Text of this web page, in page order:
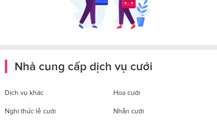
Nhà cung cấp dịch vụ cưới
Dịch vụ khác Hoa cưới
Nghi thức lễ cưới Nhẫn cưới